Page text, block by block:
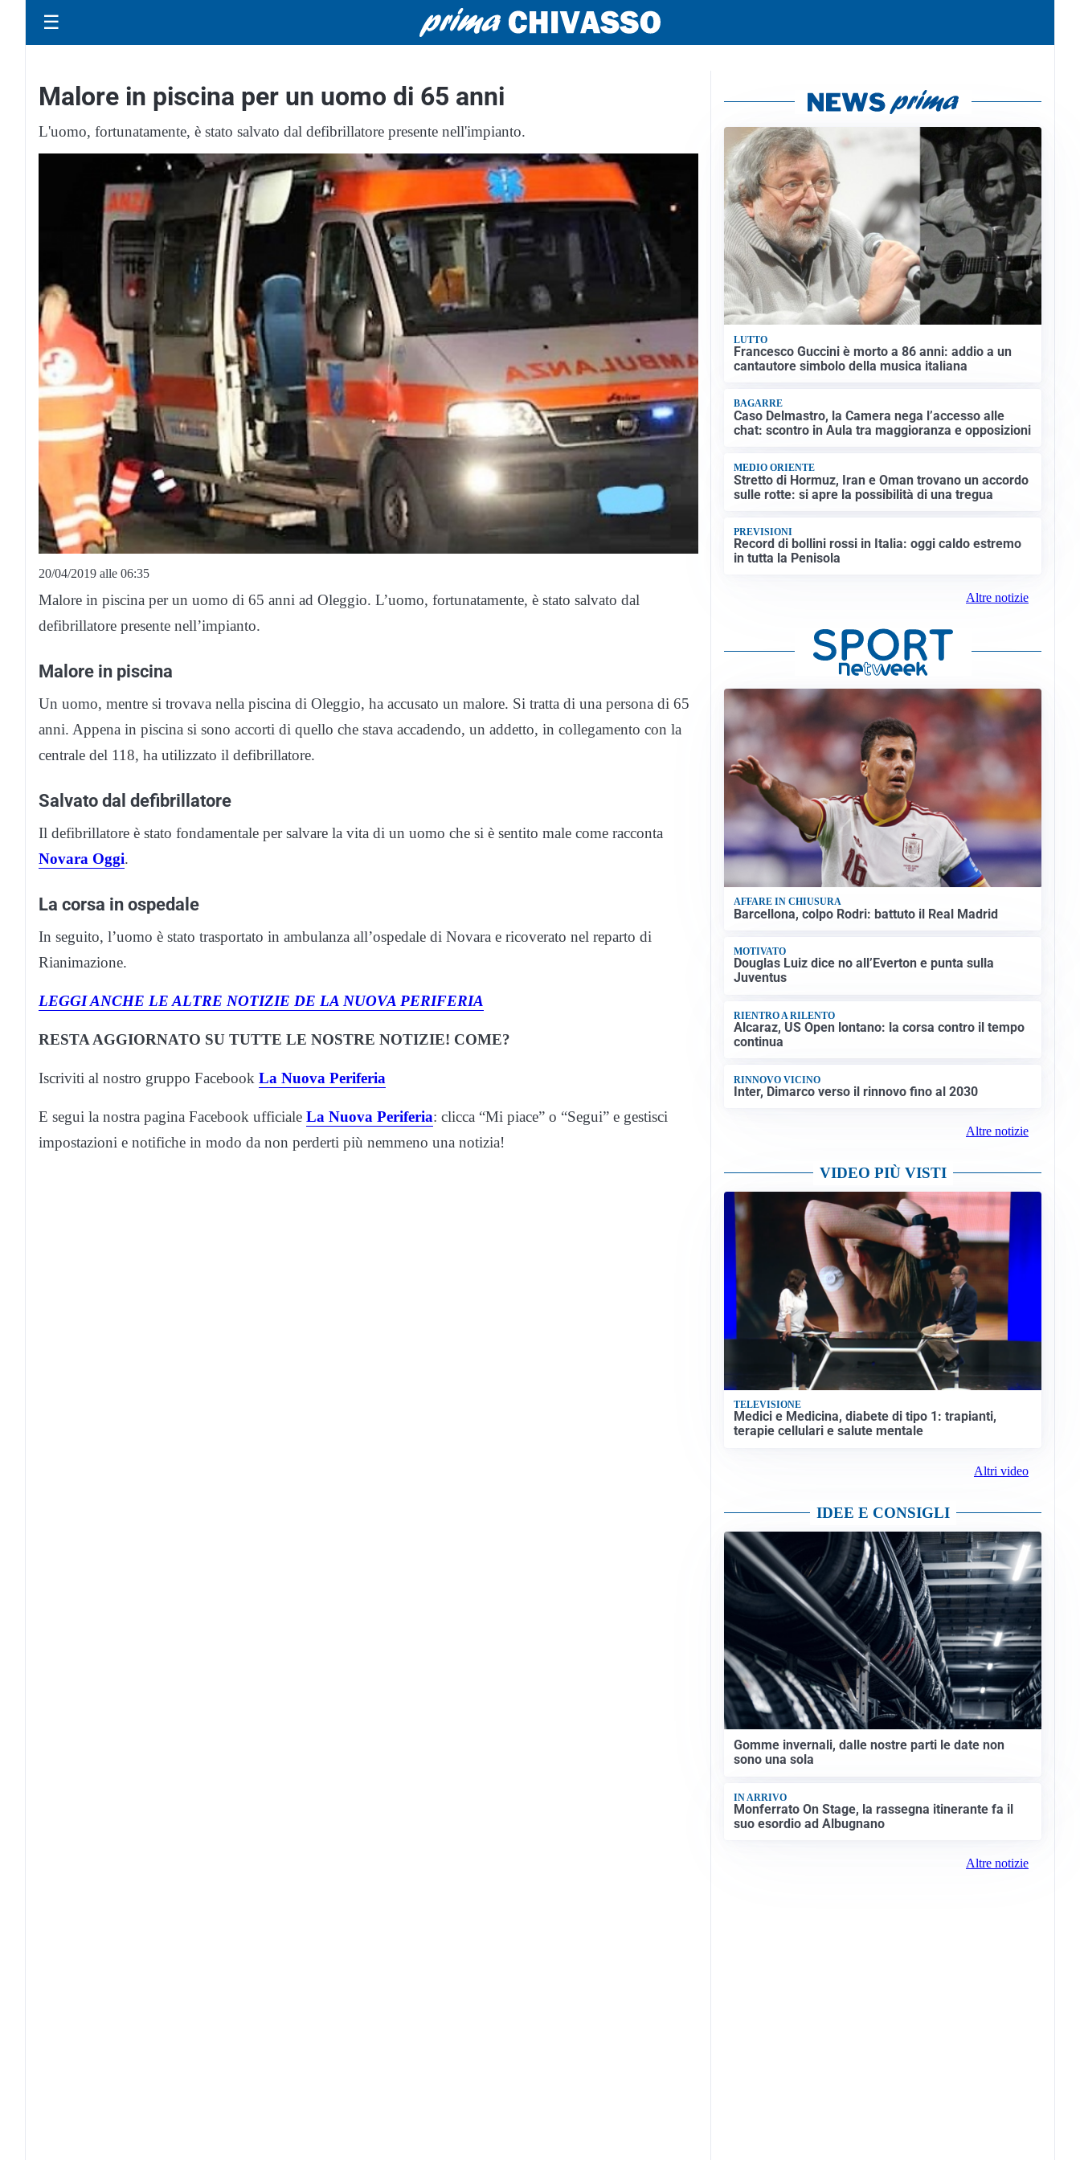
☰
Malore in piscina per un uomo di 65 anni
L'uomo, fortunatamente, è stato salvato dal defibrillatore presente nell'impianto.
20/04/2019 alle 06:35
Malore in piscina per un uomo di 65 anni ad Oleggio. L’uomo, fortunatamente, è stato salvato dal
defibrillatore presente nell’impianto.
Malore in piscina
Un uomo, mentre si trovava nella piscina di Oleggio, ha accusato un malore. Si tratta di una persona di 65
anni. Appena in piscina si sono accorti di quello che stava accadendo, un addetto, in collegamento con la
centrale del 118, ha utilizzato il defibrillatore.
Salvato dal defibrillatore
Il defibrillatore è stato fondamentale per salvare la vita di un uomo che si è sentito male come racconta
Novara Oggi.
La corsa in ospedale
In seguito, l’uomo è stato trasportato in ambulanza all’ospedale di Novara e ricoverato nel reparto di
Rianimazione.
LEGGI ANCHE LE ALTRE NOTIZIE DE LA NUOVA PERIFERIA
RESTA AGGIORNATO SU TUTTE LE NOSTRE NOTIZIE! COME?
Iscriviti al nostro gruppo Facebook La Nuova Periferia
E segui la nostra pagina Facebook ufficiale La Nuova Periferia: clicca “Mi piace” o “Segui” e gestisci
impostazioni e notifiche in modo da non perderti più nemmeno una notizia!
LUTTO
Francesco Guccini è morto a 86 anni: addio a un
cantautore simbolo della musica italiana
BAGARRE
Caso Delmastro, la Camera nega l’accesso alle
chat: scontro in Aula tra maggioranza e opposizioni
MEDIO ORIENTE
Stretto di Hormuz, Iran e Oman trovano un accordo
sulle rotte: si apre la possibilità di una tregua
PREVISIONI
Record di bollini rossi in Italia: oggi caldo estremo
in tutta la Penisola
Altre notizie
AFFARE IN CHIUSURA
Barcellona, colpo Rodri: battuto il Real Madrid
MOTIVATO
Douglas Luiz dice no all’Everton e punta sulla
Juventus
RIENTRO A RILENTO
Alcaraz, US Open lontano: la corsa contro il tempo
continua
RINNOVO VICINO
Inter, Dimarco verso il rinnovo fino al 2030
Altre notizie
VIDEO PIÙ VISTI
TELEVISIONE
Medici e Medicina, diabete di tipo 1: trapianti,
terapie cellulari e salute mentale
Altri video
IDEE E CONSIGLI
Gomme invernali, dalle nostre parti le date non
sono una sola
IN ARRIVO
Monferrato On Stage, la rassegna itinerante fa il
suo esordio ad Albugnano
Altre notizie